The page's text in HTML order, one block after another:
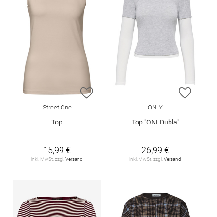
ZUR WUNSCHLISTE HINZUFÜGEN
Street One
Top
15,99 €
inkl. MwSt. zzgl. Versand
ZUR
ONLY
Top "ONLDubla"
26,99 €
inkl. MwSt. zzgl. Versand